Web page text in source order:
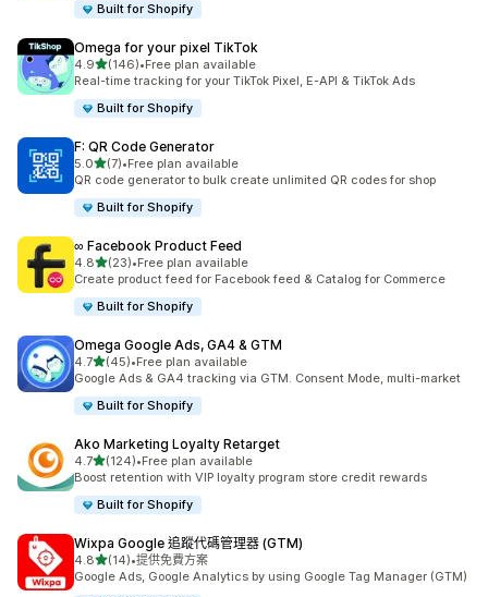
Built for Shopify
Omega for your pixel TikTok
4.9滿分 5 顆星
(146)
共有 146 則評價
•Free plan available
Real-time tracking for your TikTok Pixel, E-API & TikTok Ads
Built for Shopify
F: QR Code Generator
5.0滿分 5 顆星
(7)
共有 7 則評價
•Free plan available
QR code generator to bulk create unlimited QR codes for shop
Built for Shopify
∞ Facebook Product Feed
4.8滿分 5 顆星
(23)
共有 23 則評價
•Free plan available
Create product feed for Facebook feed & Catalog for Commerce
Built for Shopify
Omega Google Ads, GA4 & GTM
4.7滿分 5 顆星
(45)
共有 45 則評價
•Free plan available
Google Ads & GA4 tracking via GTM. Consent Mode, multi-market
Built for Shopify
Ako Marketing Loyalty Retarget
4.7滿分 5 顆星
(124)
共有 124 則評價
•Free plan available
Boost retention with VIP loyalty program store credit rewards
Built for Shopify
Wixpa Google 追蹤代碼管理器 (GTM)
4.8滿分 5 顆星
(14)
共有 14 則評價
•提供免費方案
Google Ads, Google Analytics by using Google Tag Manager (GTM)